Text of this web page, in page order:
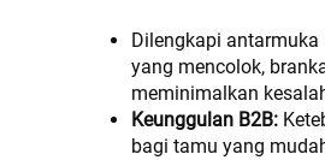
Dilengkapi
yang mencolok,
meminimalkan
Keunggulan B2B:
bagi tamu yang